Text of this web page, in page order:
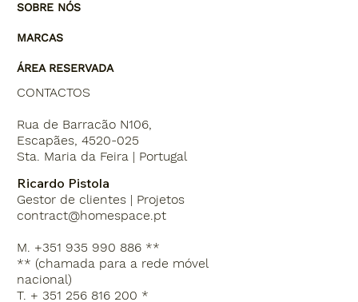
SOBRE NÓS
MARCAS
ÁREA RESERVADA
CONTACTOS
Rua de Barracão N106,
Escapães, 4520-025
Sta. Maria da Feira | Portugal
Ricardo Pistola
Gestor de clientes | Projetos
contract@homespace.pt
M. +351 935 990 886 **
** (chamada para a rede móvel
nacional)
T. + 351 256 816 200 *